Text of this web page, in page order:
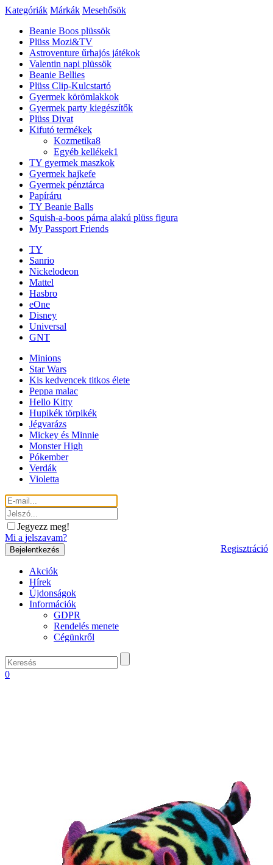
Kategóriák Márkák Mesehősök
Beanie Boos plüssök
Plüss Mozi&TV
Astroventure űrhajós játékok
Valentin napi plüssök
Beanie Bellies
Plüss Clip-Kulcstartó
Gyermek körömlakkok
Gyermek party kiegészítők
Plüss Divat
Kifutó termékek
Kozmetika8
Egyéb kellékek1
TY gyermek maszkok
Gyermek hajkefe
Gyermek pénztárca
Papíráru
TY Beanie Balls
Squish-a-boos párna alakú plüss figura
My Passport Friends
TY
Sanrio
Nickelodeon
Mattel
Hasbro
eOne
Disney
Universal
GNT
Minions
Star Wars
Kis kedvencek titkos élete
Peppa malac
Hello Kitty
Hupikék törpikék
Jégvarázs
Mickey és Minnie
Monster High
Pókember
Verdák
Violetta
Jegyezz meg!
Mi a jelszavam?
Regisztráció
Akciók
Hírek
Újdonságok
Információk
GDPR
Rendelés menete
Cégünkről
0